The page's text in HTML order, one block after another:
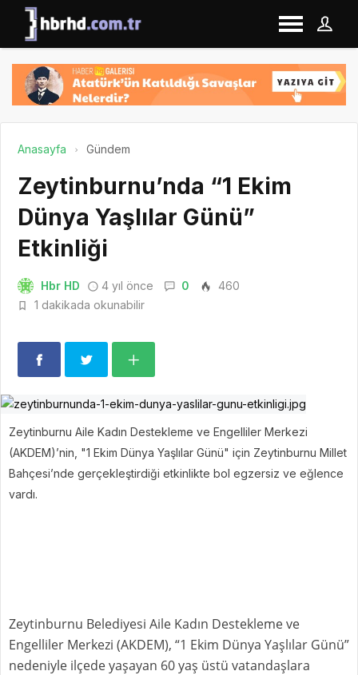
Anasayfa Gündem
Zeytinburnu’nda “1 Ekim
Dünya Yaşlılar Günü”
Etkinliği
Hbr HD 4 yıl önce 0
460
1 dakikada okunabilir
Zeytinburnu Aile Kadın Destekleme ve Engelliler Merkezi
(AKDEM)’nin, "1 Ekim Dünya Yaşlılar Günü" için Zeytinburnu Millet
Bahçesi’nde gerçekleştirdiği etkinlikte bol egzersiz ve eğlence
vardı.
Zeytinburnu Belediyesi Aile Kadın Destekleme ve
Engelliler Merkezi (AKDEM), “1 Ekim Dünya Yaşlılar Günü”
nedeniyle ilçede yaşayan 60 yaş üstü vatandaşlara